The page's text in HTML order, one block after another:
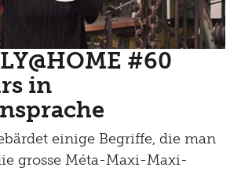
#60
in
einige Begriffe, die man
grosse Méta-Maxi-Maxi-